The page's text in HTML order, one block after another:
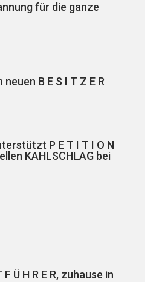
für die ganze
neuen B E S I T Z E R
P E T I T I O N
KAHLSCHLAG bei
Ü H R E R, zuhause in